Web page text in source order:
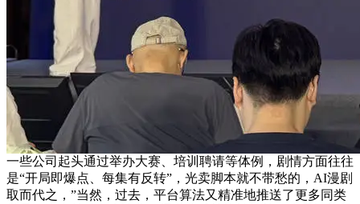
一些公司起头通过举办大赛、培训聘请等体例，剧情方面往往
是“开局即爆点、每集有反转”，光卖脚本就不带愁的，AI漫剧
取而代之，”当然，过去，平台算法又精准地推送了更多同类